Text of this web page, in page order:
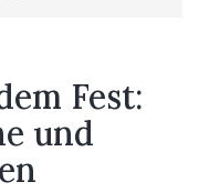
Fest:
und